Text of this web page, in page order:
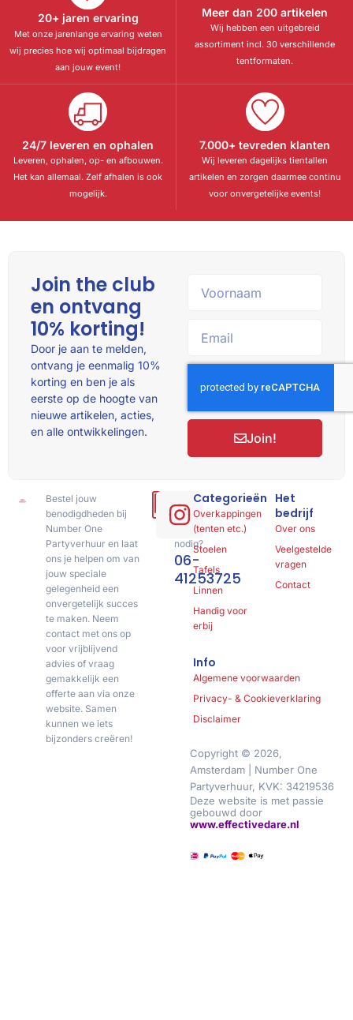
20+ jaren ervaring
Met onze jarenlange ervaring weten
wij precies hoe wij optimaal bijdragen
aan jouw event!
Meer dan 200 artikelen
Wij hebben een uitgebreid
assortiment incl. 30 verschillende
tentformaten.
24/7 leveren en ophalen
Leveren, ophalen, op- en afbouwen.
Het kan allemaal. Zelf afhalen is ook
mogelijk.
7.000+ tevreden klanten
Wij leveren dagelijks tientallen
artikelen en zorgen daarmee continu
voor onvergetelijke events!
Bestel jouw
benodigdheden bij
Number One
Partyverhuur en laat
ons je helpen om van
jouw speciale
gelegenheid een
onvergetelijk succes
te maken. Neem
contact met ons op
voor vrijblijvend
advies of vraag
gemakkelijk een
offerte aan via onze
website. Samen
kunnen we iets
bijzonders creëren!
Hulp
of
advies
nodig?
06-
41253725
Categorieën
Overkappingen
(tenten etc.)
Stoelen
Tafels
Linnen
Handig voor
erbij
Het
bedrijf
Over ons
Veelgestelde
vragen
Contact
Info
Algemene voorwaarden
Privacy- & Cookieverklaring
Disclaimer
Copyright © 2026,
Amsterdam | Number One
Partyverhuur, KVK: 34219536
Deze website is met passie
gebouwd door
www.effectivedare.nl
Join the club
en ontvang
10% korting!
Door je aan te melden,
ontvang je eenmalig 10%
korting en ben je als
eerste op de hoogte van
nieuwe artikelen, acties,
en alle ontwikkelingen.
Join!